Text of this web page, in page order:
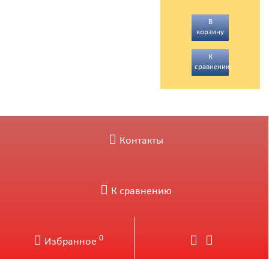
В
корзину
К
сравнению
Контакты
К сравнению
Избранное 0